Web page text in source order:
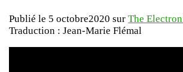
Publié le 5 octobre2020 sur The
Traduction : Jean-Marie Flémal